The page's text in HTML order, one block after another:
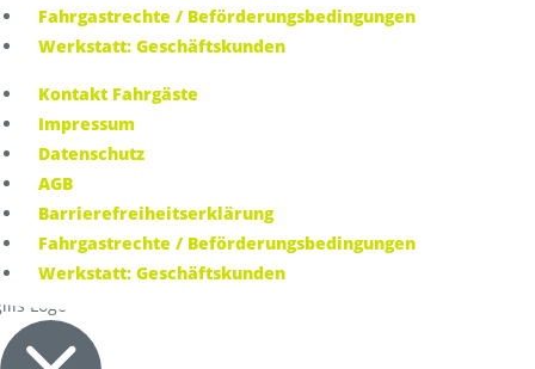
Fahrgastrechte / Beförderungsbedingungen
Werkstatt: Geschäftskunden
Kontakt Fahrgäste
Impressum
Datenschutz
AGB
Barrierefreiheitserklärung
Fahrgastrechte / Beförderungsbedingungen
Werkstatt: Geschäftskunden